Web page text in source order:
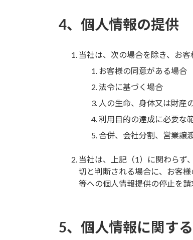
4、個人情報の提供
当社は、次の場合を除き、お
お客様の同意がある場合
法令に基づく場合
人の生命、身体又は財産
利用目的の達成に必要な
合併、会社分割、営業譲
当社は、上記（1）に関わらず
切と判断される場合に、お客
等への個人情報提供の停止を請
5、個人情報に関す